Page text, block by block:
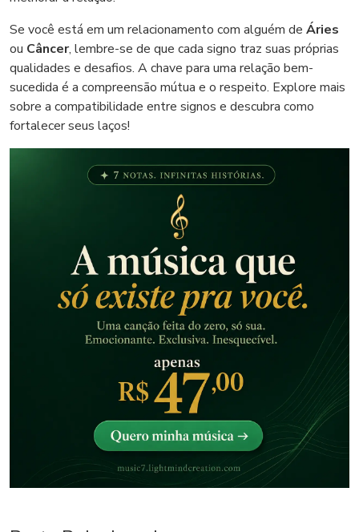
Se você está em um relacionamento com alguém de Áries
ou Câncer, lembre-se de que cada signo traz suas próprias
qualidades e desafios. A chave para uma relação bem-
sucedida é a compreensão mútua e o respeito. Explore mais
sobre a compatibilidade entre signos e descubra como
fortalecer seus laços!